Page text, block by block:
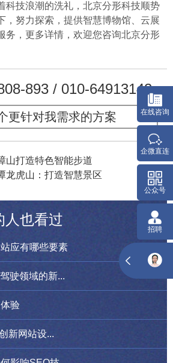
在线咨询
企微直连
公众号
招聘
技浪潮的洗礼，北京分形科技顺势
，努力探索，提供智慧博物馆、云展
务，更多详情，欢迎您咨询北京分形
893 / 010-64913142
更针对我需求的方案
山打造特色智能步道
龙虎山：打造智慧景区
人也看过
应有哪些要素
驶领域的新...
验
新网站设...